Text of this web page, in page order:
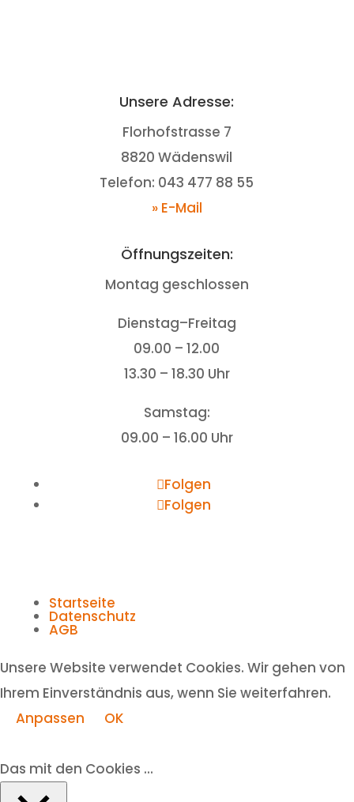
Unsere Adresse:
Florhofstrasse 7
8820 Wädenswil
Telefon: 043 477 88 55
» E-Mail
Öffnungszeiten:
Montag geschlossen
Dienstag–Freitag
09.00 – 12.00
13.30 – 18.30 Uhr
Samstag:
09.00 – 16.00 Uhr
Folgen
Folgen
Startseite
Datenschutz
AGB
Unsere Website verwendet Cookies. Wir gehen von
Ihrem Einverständnis aus, wenn Sie weiterfahren.
Anpassen
OK
Das mit den Cookies ...